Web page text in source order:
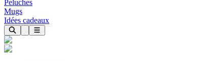
Peluches
Mugs
Idées cadeaux